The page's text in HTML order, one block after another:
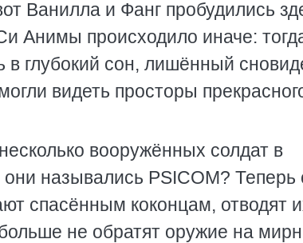
Ванилла и Фанг пробудились
Анимы происходило иначе:
глубокий сон, лишённый
видеть просторы
вооружённых солдат в
назывались PSICOM? Теперь
спасённым коконцам, отводят
не обратят оружие на